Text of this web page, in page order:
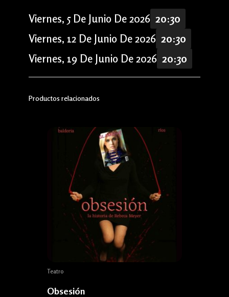
Viernes, 5 De Junio De 2026 20:30
Viernes, 12 De Junio De 2026 20:30
Viernes, 19 De Junio De 2026 20:30
Productos relacionados
Teatro
Obsesión